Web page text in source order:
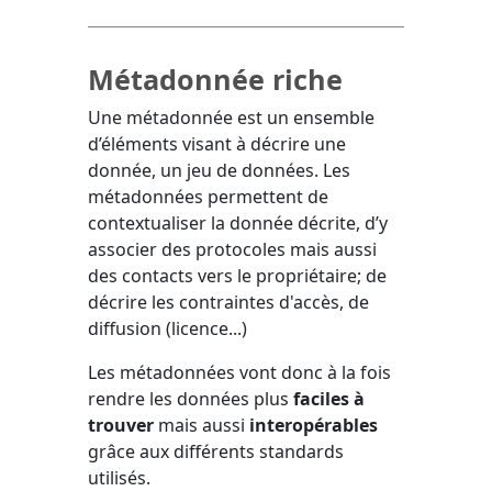
Métadonnée riche
Une métadonnée est un ensemble
d’éléments visant à décrire une
donnée, un jeu de données. Les
métadonnées permettent de
contextualiser la donnée décrite, d’y
associer des protocoles mais aussi
des contacts vers le propriétaire; de
décrire les contraintes d'accès, de
diffusion (licence...)
Les métadonnées vont donc à la fois
rendre les données plus faciles à
trouver mais aussi interopérables
grâce aux différents standards
utilisés.